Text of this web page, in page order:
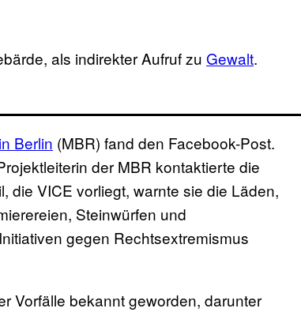
als indirekter Aufruf zu Gewalt.
Berlin (MBR) fand den Facebook-Post.
der MBR kontaktierte die
die VICE vorliegt, warnte sie die Läden,
Steinwürfen und
gegen Rechtsextremismus
Vorfälle bekannt geworden, darunter